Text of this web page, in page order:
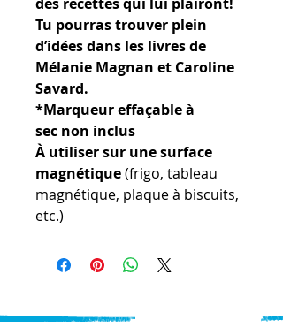
Tu pourras trouver plein
d’idées dans les livres de
Mélanie Magnan et Caroline
Savard.
*Marqueur effaçable à
sec non inclus
À utiliser sur une surface
magnétique(frigo, tableau
magnétique, plaque à biscuits,
etc.)